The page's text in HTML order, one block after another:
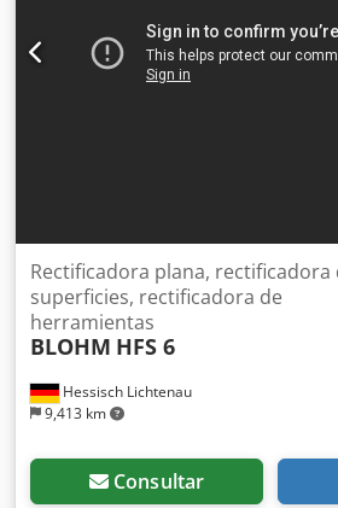
Hessisch Lichtenau
9,413 km
Rectificadora plana, rectificadora
superficies, rectificadora de
herramientas
BLOHM HFS 6
Consultar